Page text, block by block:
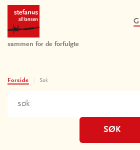
sammen for de forfulgte
Forside Søk
SØK